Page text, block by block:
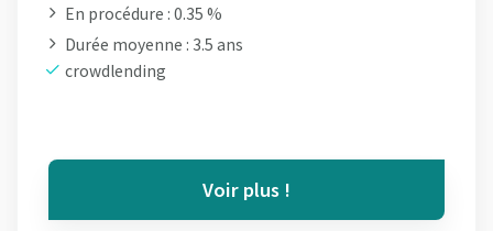
En procédure : 0.35 %
Durée moyenne : 3.5 ans
crowdlending
Voir plus !